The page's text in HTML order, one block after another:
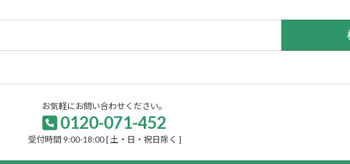
お気軽にお問い合わせください。
0120-071-452
受付時間 9:00-18:00 [ 土・日・祝日除く ]